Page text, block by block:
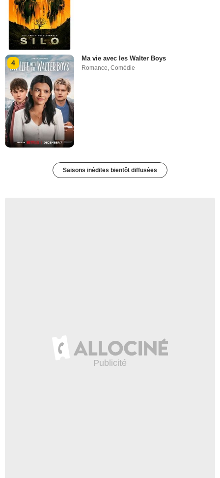
4
Ma vie avec les Walter Boys
Romance,Comédie
Saisons inédites bientôt diffusées